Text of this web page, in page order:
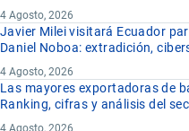
4 Agosto, 2026
Javier Milei visitará Ecuador
Daniel Noboa: extradición,
4 Agosto, 2026
Las mayores exportadoras de
Ranking, cifras y análisis del